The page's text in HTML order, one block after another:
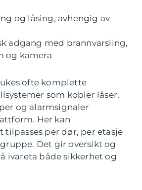
og låsing, avhengig av
adgang med brannvarsling,
og kamera
ofte komplette
som kobler låser,
og alarmsignaler
Her kan
tilpasses per dør, per etasje
Det gir oversikt og
ivareta både sikkerhet og